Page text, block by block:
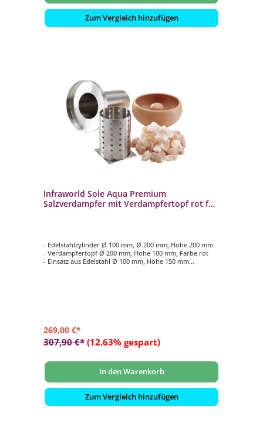
Zum Vergleich hinzufügen
Infraworld Sole Aqua Premium
Salzverdampfer mit Verdampfertopf rot für
- Edelstahlzylinder Ø 100 mm, Ø 200 mm, Höhe 200 mm
- Verdampfertopf Ø 200 mm, Höhe 100 mm, Farbe rot
- Einsatz aus Edelstahl Ø 100 mm, Höhe 150 mm
269,00 €*
307,90 €* (12.63% gespart)
In den Warenkorb
Zum Vergleich hinzufügen